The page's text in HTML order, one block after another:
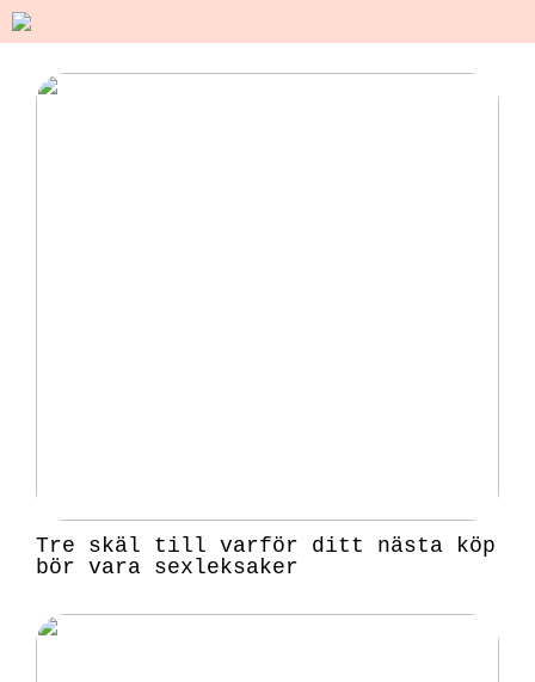
Tre skäl till varför ditt nästa köp
bör vara sexleksaker